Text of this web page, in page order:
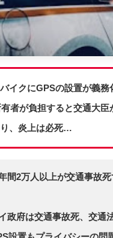
イクにGPSの設置が義
者が負担すると交通大臣
、炎上は必死…
間2万人以上が交通事故
政府は交通事故死、交通